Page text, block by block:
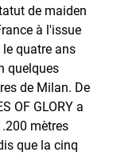
de maiden
à l'issue
quatre ans
quelques
de Milan. De
OF GLORY a
mètres
que la cinq